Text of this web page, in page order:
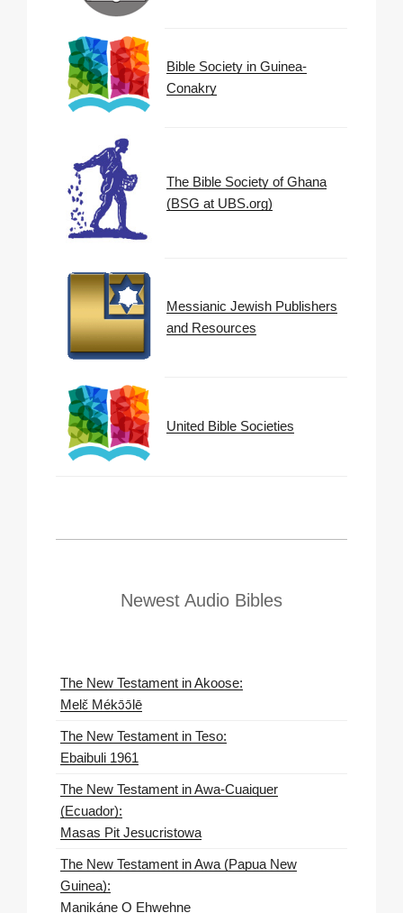
Bible Society in Guinea-
Conakry
The Bible Society of Ghana
(BSG at UBS.org)
Messianic Jewish Publishers
and Resources
United Bible Societies
Newest Audio Bibles
The New Testament in Akoose:
Melɛ̌ Mékɔ̄ɔ̄lē
The New Testament in Teso:
Ebaibuli 1961
The New Testament in Awa-Cuaiquer
(Ecuador):
Masas Pit Jesucristowa
The New Testament in Awa (Papua New
Guinea):
Manikáne O Ehwehne